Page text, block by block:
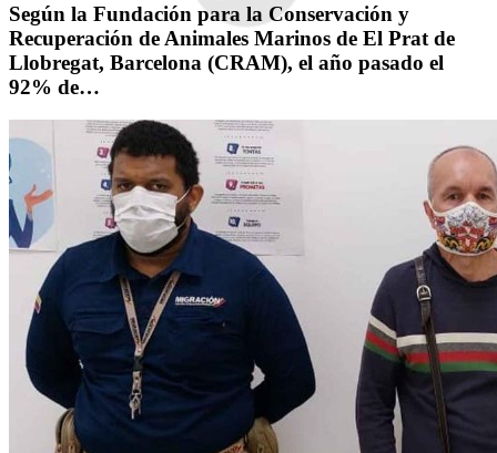
Según la Fundación para la Conservación y
Recuperación de Animales Marinos de El Prat de
Llobregat, Barcelona (CRAM), el año pasado el
92% de…